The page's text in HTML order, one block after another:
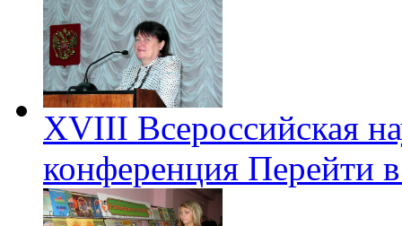
XVIII Всероссийская
конференция Перейти